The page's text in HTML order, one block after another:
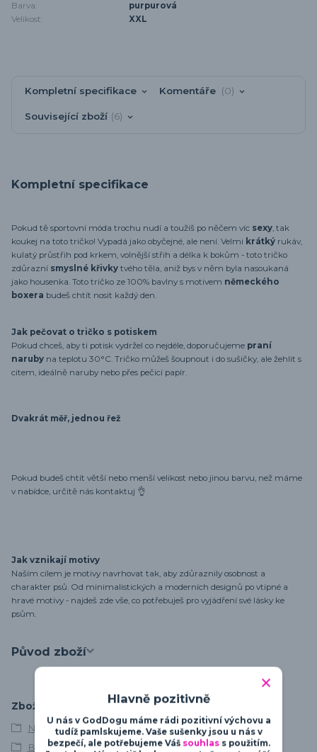
Barva:
purpurová
Velikost:
XXL
Kompletní specifikace Komentáře 0
Související zboží 6
Kompletní specifikace
Pokud tě sportovní móda trochu nudí a toužíš po něčem víc sexy, tak
koukej na toto tričko! Vypadá jako obyčejné, ale není. Velmi krátký rukáv,
kulatý průstřih pod krkem, volnější střih a délka k bokům - toto tričko
zdůrazní smyslné křivky tvého těla, aniž bys v něm byla nasoukaná
jako housenka. Toto tričko ze 100% bavlny s motivem německého
boxera budeš chtít nosit každý den.
Jak pečovat o tričko s potiskem
Pokud chceš, aby ti potisk vydržel co nejdéle, doporučujeme praní
naruby na teplotu 30°C. Tričko můžeš šoupnout i do sušičky, ale žehlit s
citem, ideálně naruby nebo přes pečicí papír.
Dvakrát měř, jednou řež
Pokud budeš chtít větší nebo menší velikost nebo jinou barvu, než máme
v nabídce, určitě nás kontaktuj 👌
Jak vznikají motivy
Naším cílem je motivy navrhovat tak, aby zdůraznily osobnost a
charakter psů. Od minimalistických a moderních designů po vtipné a
hravé motivy - najdeš zde vše, co potřebuješ pro vyjádření své lásky ke
psům.
Původ zboží
Zboží zařazeno v kategoriích
Německý boxer
Boxer
Hlavně pozitivně
U nás v GodDogu máme rádi pozitivní výchovu a
tudíž pamlskujeme. Vaše sušenky jsou u nás v
bezpečí, ale potřebujeme Váš souhlass použitím.